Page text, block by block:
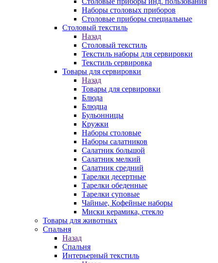
Наборы столовых приборов
Столовые приборы специальные
Столовый текстиль
Назад
Столовый текстиль
Текстиль наборы для сервировки
Текстиль сервировка
Товары для сервировки
Назад
Товары для сервировки
Блюда
Блюдца
Бульонницы
Кружки
Наборы столовые
Наборы салатников
Салатник большой
Салатник мелкий
Салатник средний
Тарелки десертные
Тарелки обеденные
Тарелки суповые
Чайные, Кофейные наборы
Миски керамика, стекло
Товары для животных
Спальня
Назад
Спальня
Интерьерный текстиль